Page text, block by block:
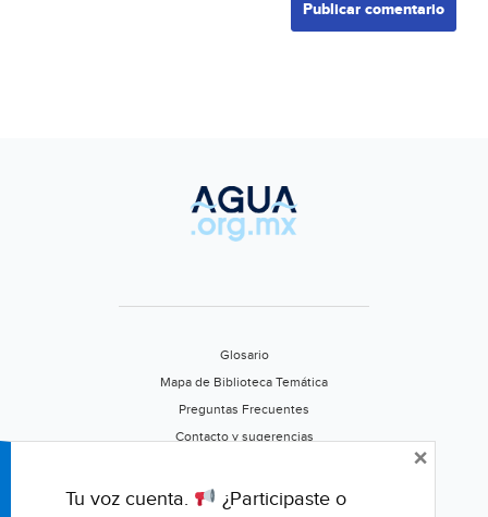
Glosario
Mapa de Biblioteca Temática
Preguntas Frecuentes
Contacto y sugerencias
Califica este portal
Tu voz cuenta.
¿Participaste o
×